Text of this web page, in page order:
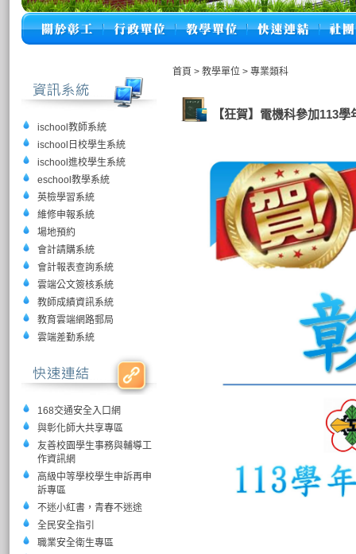
ischool教師系統
ischool日校學生系統
ischool進校學生系統
eschool教學系統
英檢學習系統
維修申報系統
場地預約
會計請購系統
會計報表查詢系統
雲端公文簽核系統
教師成績資訊系統
教育雲端網路郵局
雲端差勤系統
168交通安全入口網
與彰化師大共享專區
友善校園學生事務與輔導工
作資訊網
高級中等學校學生申訴再申
訴專區
不迷小紅書，青春不迷途
全民安全指引
職業安全衛生專區
首頁 > 教學單位 > 專業類科
【狂賀】電機科參加113